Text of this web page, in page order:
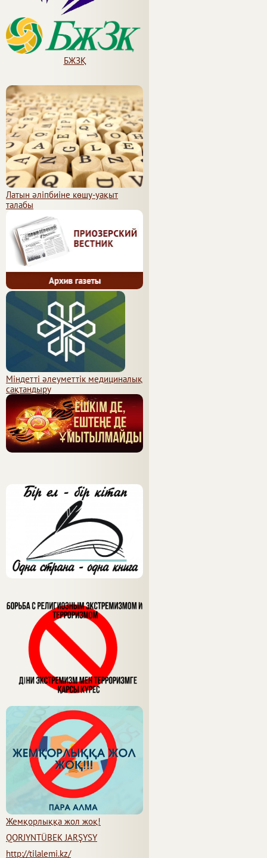
БЖЗҚ
Латын әліпбиіне көшу-уақыт
талабы
Міндетті әлеуметтік медициналық
сақтандыру
Жемқорлыққа жол жоқ!
QORJYNTÜBEK JARŞYSY
http://tilalemi.kz/